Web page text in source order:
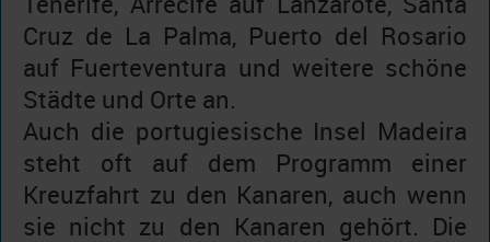
Cruz de La Palma, Puerto del Rosario
auf Fuerteventura und weitere schöne
Städte und Orte an.
Auch die portugiesische Insel Madeira
steht oft auf dem Programm einer
Kreuzfahrt zu den Kanaren, auch wenn
sie nicht zu den Kanaren gehört. Die